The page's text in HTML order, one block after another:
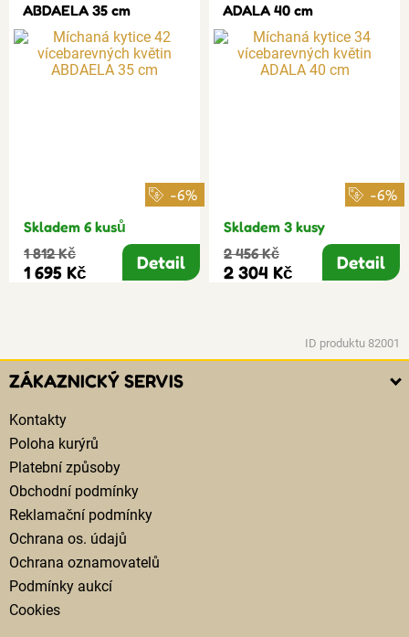
ABDAELA 35 cm
-6%
Skladem 6 kusů
1 812 Kč
1 695 Kč Detail
ADALA 40 cm
-6%
Skladem 3 kusy
2 456 Kč
2 304 Kč Detail
ID produktu 82001
ZÁKAZNICKÝ SERVIS
Kontakty
Poloha kurýrů
Platební způsoby
Obchodní podmínky
Reklamační podmínky
Ochrana os. údajů
Ochrana oznamovatelů
Podmínky aukcí
Cookies